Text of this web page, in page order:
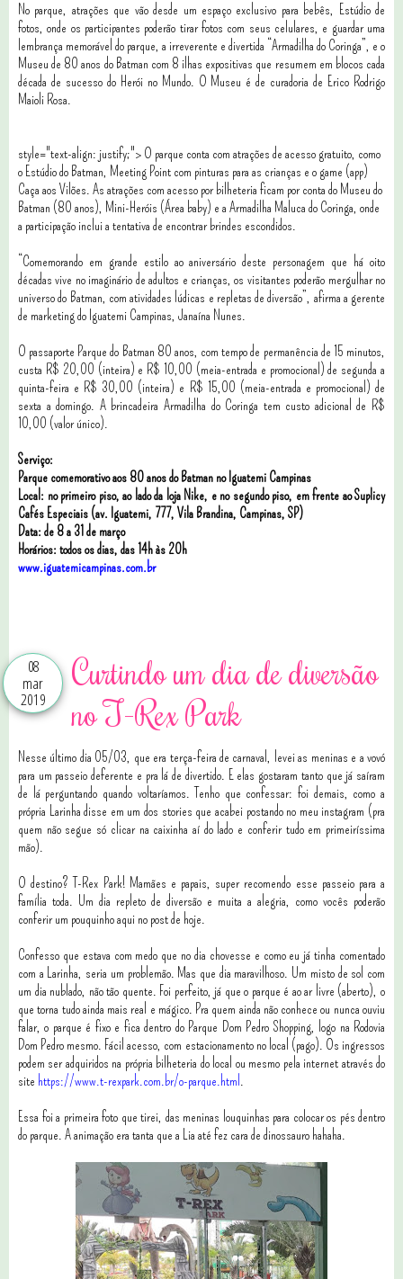
No parque, atrações que vão desde um espaço exclusivo para bebês, Estúdio de
fotos, onde os participantes poderão tirar fotos com seus celulares, e guardar uma
lembrança memorável do parque, a irreverente e divertida “Armadilha do Coringa”, e o
Museu de 80 anos do Batman com 8 ilhas expositivas que resumem em blocos cada
década de sucesso do Herói no Mundo. O Museu é de curadoria de Erico Rodrigo
Maioli Rosa.
style="text-align: justify;"> O parque conta com atrações de acesso gratuito, como
o Estúdio do Batman, Meeting Point com pinturas para as crianças e o game (app)
Caça aos Vilões. As atrações com acesso por bilheteria ficam por conta do Museu do
Batman (80 anos), Mini-Heróis (Área baby) e a Armadilha Maluca do Coringa, onde
a participação inclui a tentativa de encontrar brindes escondidos.
“Comemorando em grande estilo ao aniversário deste personagem que há oito
décadas vive no imaginário de adultos e crianças, os visitantes poderão mergulhar no
universo do Batman, com atividades lúdicas e repletas de diversão”, afirma a gerente
de marketing do Iguatemi Campinas, Janaína Nunes.
O passaporte Parque do Batman 80 anos, com tempo de permanência de 15 minutos,
custa R$ 20,00 (inteira) e R$ 10,00 (meia-entrada e promocional) de segunda a
quinta-feira e R$ 30,00 (inteira) e R$ 15,00 (meia-entrada e promocional) de
sexta a domingo. A brincadeira Armadilha do Coringa tem custo adicional de R$
10,00 (valor único).
Serviço:
Parque comemorativo aos 80 anos do Batman no Iguatemi Campinas
Local: no primeiro piso, ao lado da loja Nike, e no segundo piso, em frente ao Suplicy
Cafés Especiais (av. Iguatemi, 777, Vila Brandina, Campinas, SP)
Data: de 8 a 31 de março
Horários: todos os dias, das 14h às 20h
www.iguatemicampinas.com.br
08
mar
2019
Curtindo um dia de diversão
no T-Rex Park
Nesse último dia 05/03, que era terça-feira de carnaval, levei as meninas e a vovó
para um passeio deferente e pra lá de divertido. E elas gostaram tanto que já saíram
de lá perguntando quando voltaríamos. Tenho que confessar: foi demais, como a
própria Larinha disse em um dos stories que acabei postando no meu instagram (pra
quem não segue só clicar na caixinha aí do lado e conferir tudo em primeiríssima
mão).
O destino? T-Rex Park! Mamães e papais, super recomendo esse passeio para a
família toda. Um dia repleto de diversão e muita a alegria, como vocês poderão
conferir um pouquinho aqui no post de hoje.
Confesso que estava com medo que no dia chovesse e como eu já tinha comentado
com a Larinha, seria um problemão. Mas que dia maravilhoso. Um misto de sol com
um dia nublado, não tão quente. Foi perfeito, já que o parque é ao ar livre (aberto), o
que torna tudo ainda mais real e mágico. Pra quem ainda não conhece ou nunca ouviu
falar, o parque é fixo e fica dentro do Parque Dom Pedro Shopping, logo na Rodovia
Dom Pedro mesmo. Fácil acesso, com estacionamento no local (pago). Os ingressos
podem ser adquiridos na própria bilheteria do local ou mesmo pela internet através do
site https://www.t-rexpark.com.br/o-parque.html.
Essa foi a primeira foto que tirei, das meninas louquinhas para colocar os pés dentro
do parque. A animação era tanta que a Lia até fez cara de dinossauro hahaha.